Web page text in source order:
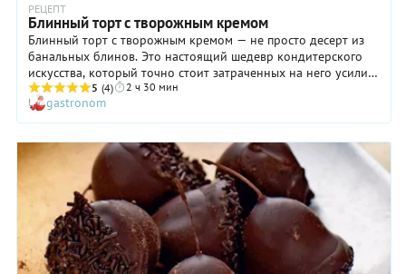
РЕЦЕПТ
Блинный торт с творожным кремом
Блинный торт с творожным кремом — не просто десерт из
банальных блинов. Это настоящий шедевр кондитерского
искусства, который точно стоит затраченных на него усилий.
Только помните, что для получения идеального крема в
данном случае вам потребуется непременно жирный творог
отличного качества, например, натуральный пластовый.
Важной отличительной особенностью этого торта от многих
других подобных является использование не пресных, а
дрожжевых блинов. По нашему мнению, это очень мудрое
решение, так как они более пористые, воздушные, поэтому
лучше пропитываются творожным кремом, в результате чего
блинный торт приобретает неповторимо нежную текстуру и
изумительный вкус.
5 (4) 2 ч 30 мин
gastronom